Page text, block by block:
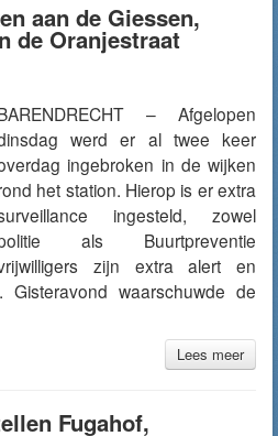
aan de Giessen,
de Oranjestraat
– Afgelopen
werd er al twee keer
ingebroken in de wijken
het station. Hierop is er extra
ingesteld, zowel
als Buurtpreventie
zijn extra alert en
waarschuwde de
Lees meer
Fugahof,